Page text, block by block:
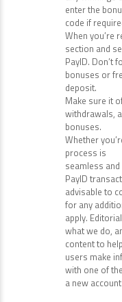
enter the
code if
When you’re
section and
PayID. Don’t
bonuses or
deposit.
Make sure it
withdrawals,
bonuses.
Whether
process is
seamless
PayID
advisable to
for any
apply.
what we do,
content to
users make
with one of
a new